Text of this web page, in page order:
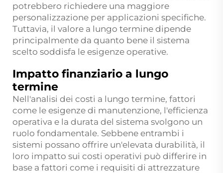
potrebbero richiedere una maggiore
personalizzazione per applicazioni specifiche.
Tuttavia, il valore a lungo termine dipende
principalmente da quanto bene il sistema
scelto soddisfa le esigenze operative.
Impatto finanziario a lungo
termine
Nell'analisi dei costi a lungo termine, fattori
come le esigenze di manutenzione, l'efficienza
operativa e la durata del sistema svolgono un
ruolo fondamentale. Sebbene entrambi i
sistemi possano offrire un'elevata durabilità, il
loro impatto sui costi operativi può differire in
base a fattori come i requisiti di attrezzature